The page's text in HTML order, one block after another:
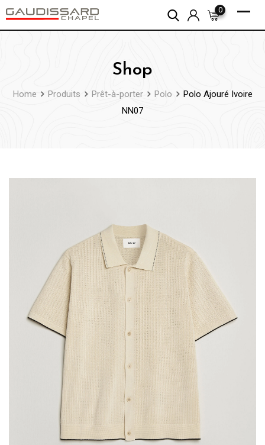
Skip
to
0
Shop
Home Produits Prêt-à-porter Polo
Polo Ajouré Ivoire
NN07